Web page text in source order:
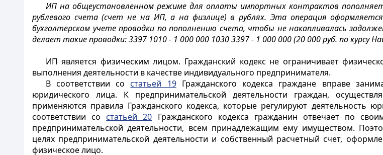
ИП на общеустановленном режиме для оплаты импортных контрактов
рублевого счета (счет не на ИП, а на физлице) в рублях. Эта операция
бухгалтерском учете проводки по пополнению счета, чтобы не накапливалась
делает такие проводки: 3397 1010 - 1 000 000 1030 3397 - 1 000 000 (20 000 руб. по курсу
ИП является физическим лицом. Гражданский кодекс не ограничивает
выполнения деятельности в качестве индивидуального предпринимателя.
В соответствии со статьей 19Гражданского кодекса граждане вправе
юридического лица. К предпринимательской деятельности граждан,
применяются правила Гражданского кодекса, которые регулируют деятельность
соответствии со статьей 20 Гражданского кодекса гражданин отвечает по
предпринимательской деятельности, всем принадлежащим ему имуществом.
целях предпринимательской деятельности и собственный расчетный счет,
физическое лицо.